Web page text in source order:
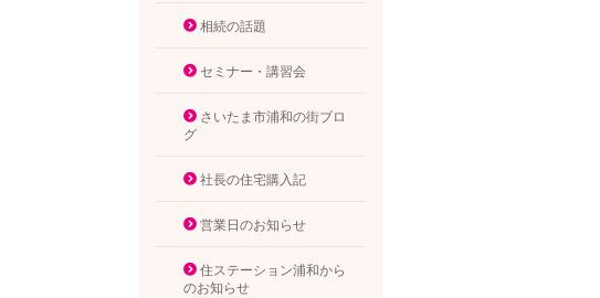
相続の話題
セミナー・講習会
さいたま市浦和の街ブロ
グ
社長の住宅購入記
営業日のお知らせ
住ステーション浦和から
のお知らせ